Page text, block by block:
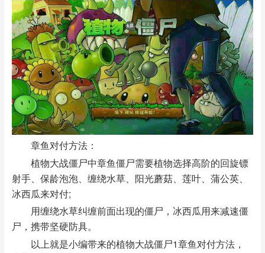
章鱼对付方法：
植物大战僵尸中章鱼僵尸需要植物选择高阶的回旋镖
射手、保龄泡泡、缠绕水草、阳光蘑菇、莲叶、蒲公英、
冰西瓜来对付;
用缠绕水草纠缠前面出现的僵尸，冰西瓜用来减速僵
尸，携带坚硬防具。
以上就是小编带来的植物大战僵尸1章鱼对付方法，